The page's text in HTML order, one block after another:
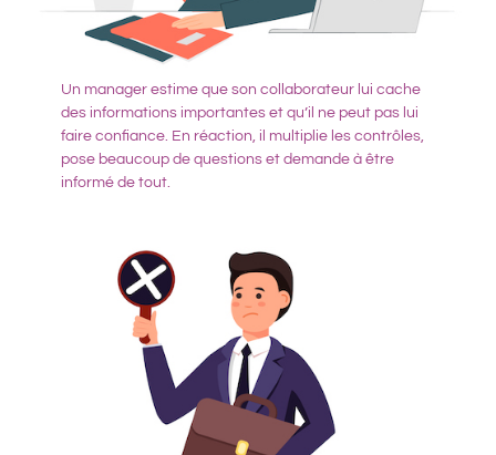
Un manager estime que son collaborateur lui cache
des informations importantes et qu’il ne peut pas lui
faire confiance. En réaction, il multiplie les contrôles,
pose beaucoup de questions et demande à être
informé de tout.